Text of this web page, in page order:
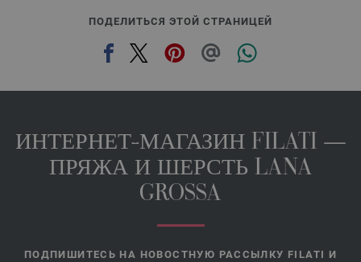
ПОДЕЛИТЬСЯ ЭТОЙ СТРАНИЦЕЙ
ИНТЕРНЕТ-МАГАЗИН FILATI —
ПРЯЖА И ШЕРСТЬ LANA
GROSSA
ПОДПИШИТЕСЬ НА НОВОСТНУЮ РАССЫЛКУ FILATI И